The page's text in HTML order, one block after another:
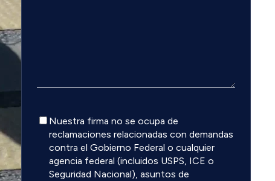
Descargo
responsabilidad
Nuestra firma no se ocupa de
reclamaciones relacionadas con demandas
contra el Gobierno Federal o cualquier
agencia federal (incluidos USPS, ICE o
Seguridad Nacional), asuntos de